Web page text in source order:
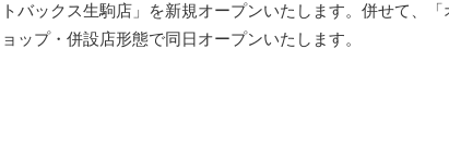
トバックス生駒店」を新規オープンいたします。併せて、
ョップ・併設店形態で同日オープンいたします。